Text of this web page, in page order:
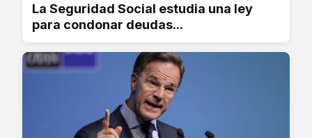
La Seguridad Social estudia una ley
para condonar deudas...